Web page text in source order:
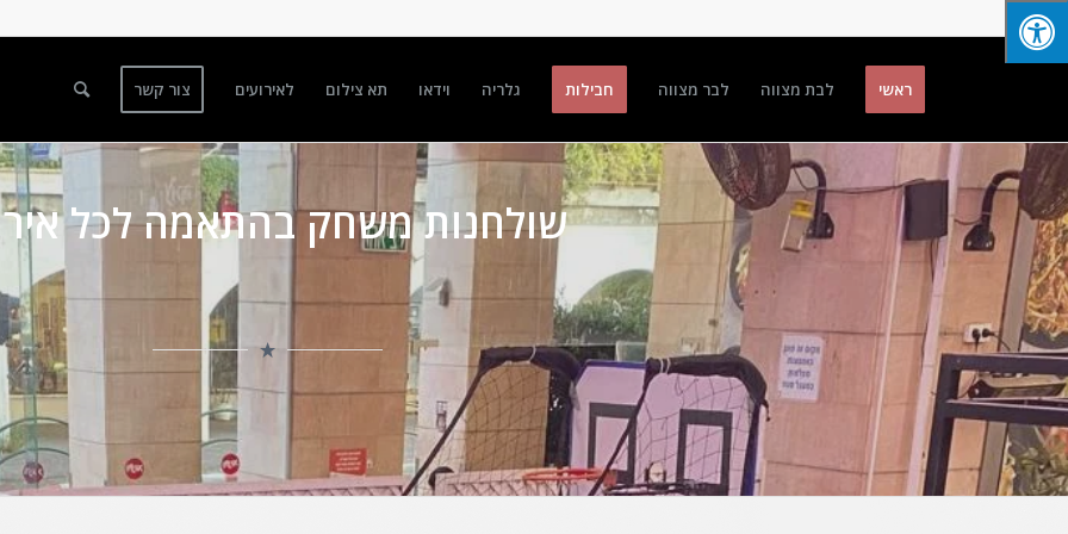
ראשי לבת מצווה לבר מצווה חבילות גלריה וידאו תא צילום לאירועים צור קשר
שולחנות משחק בהתאמה לכל